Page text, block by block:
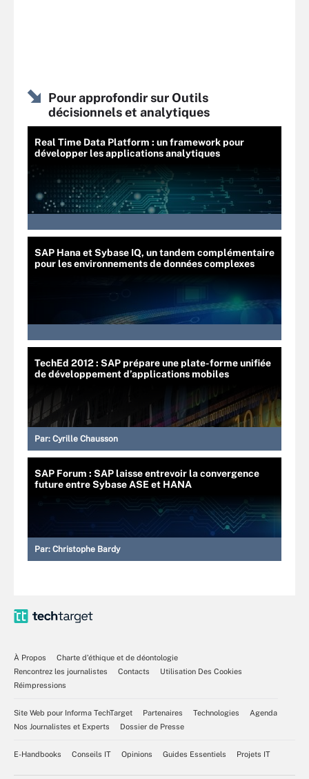
Pour approfondir sur Outils
décisionnels et analytiques
Real Time Data Platform : un framework pour
développer les applications analytiques
SAP Hana et Sybase IQ, un tandem complémentaire
pour les environnements de données complexes
TechEd 2012 : SAP prépare une plate-forme unifiée
de développement d’applications mobiles
Par: Cyrille Chausson
SAP Forum : SAP laisse entrevoir la convergence
future entre Sybase ASE et HANA
Par: Christophe Bardy
À Propos
Charte d’éthique et de déontologie
Rencontrez les journalistes
Contacts
Utilisation Des Cookies
Réimpressions
Site Web pour Informa TechTarget Partenaires Technologies
Agenda
Nos Journalistes et Experts
Dossier de Presse
E-Handbooks Conseils IT Opinions Guides Essentiels Projets IT